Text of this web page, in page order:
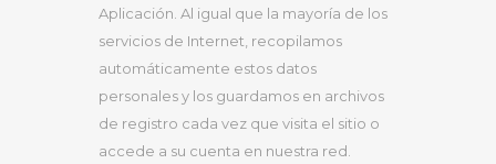
Aplicación. Al igual que la mayoría de los
servicios de Internet, recopilamos
automáticamente estos datos
personales y los guardamos en archivos
de registro cada vez que visita el sitio o
accede a su cuenta en nuestra red.